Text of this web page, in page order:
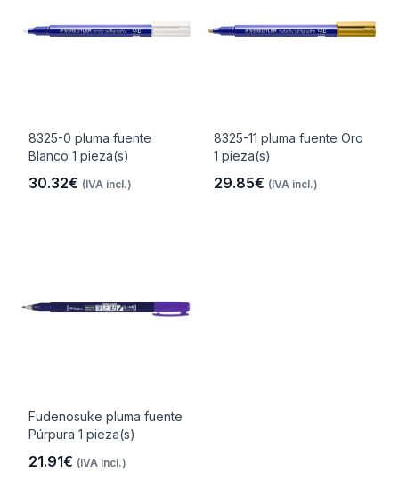
8325-0 pluma fuente
Blanco 1 pieza(s)
30.32€ (IVA incl.)
8325-11 pluma fuente Oro
1 pieza(s)
29.85€ (IVA incl.)
Fudenosuke pluma fuente
Púrpura 1 pieza(s)
21.91€ (IVA incl.)